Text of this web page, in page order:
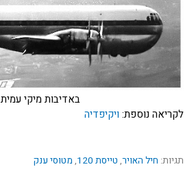
באדיבות מיקי עמית
לקריאה נוספת:ויקיפדיה
תגיות: חיל האויר, טייסת 120 , מטוסי ענק